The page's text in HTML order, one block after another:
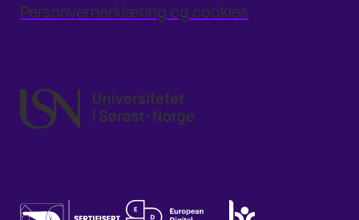
Personvernerklæring og cookies